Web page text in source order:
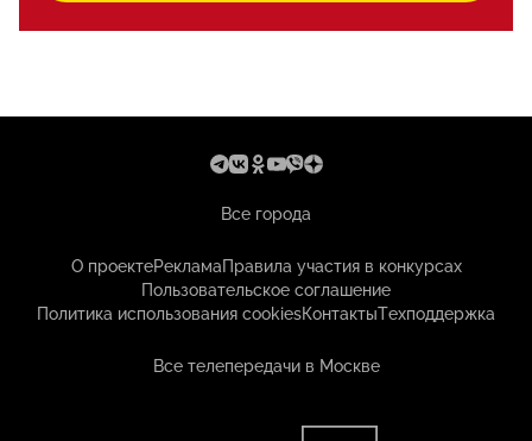
Все города
О проектеРекламаПравила участия в конкурсах
Пользовательское соглашение
Политика использования cookiesКонтактыТехподдержка
Все телепередачи в Москве